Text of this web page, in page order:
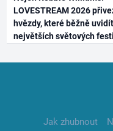
LOVESTREAM 2026
hvězdy, které běžně
největších světových
Jak zhubnout